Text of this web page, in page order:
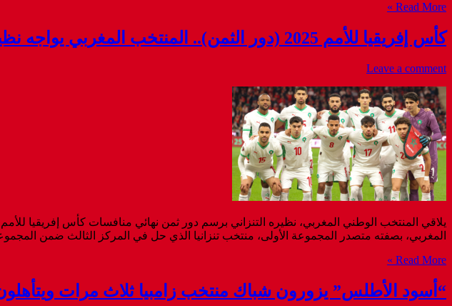
Read More »
كأس إفريقيا للأمم 2025 (دور الثمن).. المنتخب المغربي يواجه نظيره التنزاني يوم الأحد المقبل بملعب الأمير مولاي عبد الله بالرباط
Leave a comment
المغربي، بصفته متصدر المجموعة الأولى، منتخب تنزانيا الذي حل في المركز الثالث ضمن
Read More »
“أسود الأطلس” يزورون شباك منتخب زامبيا ثلاث مرات